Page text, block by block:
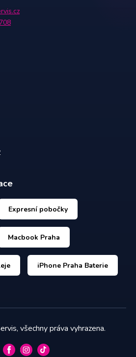
Expresní pobočky
Macbook Praha
iPhone Praha Baterie
všechny práva vyhrazena.